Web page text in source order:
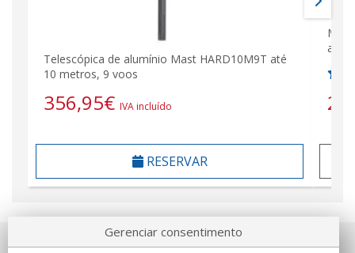
Telescópica de alumínio Mast HARD10M9T até
10 metros, 9 voos
356,95€ IVA incluído
RESERVAR
até
Gerenciar consentimento